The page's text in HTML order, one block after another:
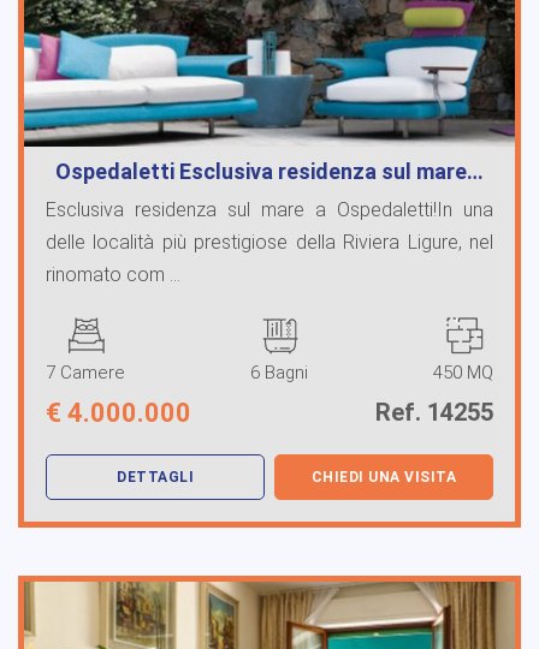
Ospedaletti Esclusiva residenza sul mare…
Esclusiva residenza sul mare a Ospedaletti!In una
delle località più prestigiose della Riviera Ligure, nel
rinomato com ...
7 Camere 6 Bagni 450 MQ
€ 4.000.000 Ref. 14255
DETTAGLI CHIEDI UNA VISITA